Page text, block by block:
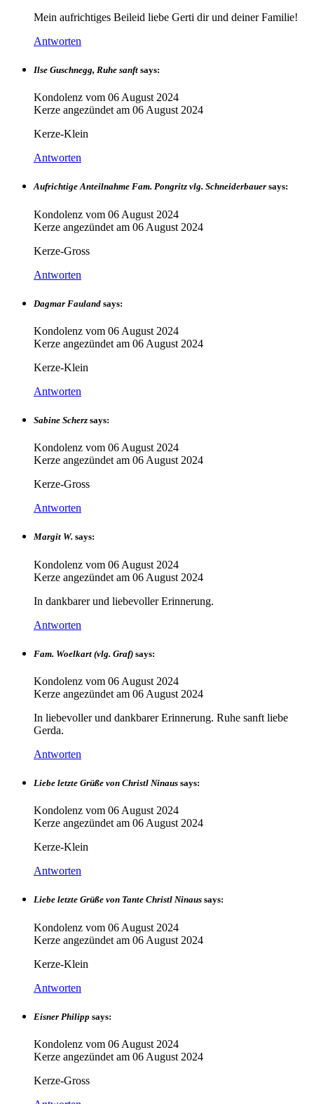
Mein aufrichtiges Beileid liebe Gerti dir und deiner Familie!
Antworten
Ilse Guschnegg, Ruhe sanft says:
Kondolenz vom 06 August 2024
Kerze angezündet am 06 August 2024
Kerze-Klein
Antworten
Aufrichtige Anteilnahme Fam. Pongritz vlg. Schneiderbauer says:
Kondolenz vom 06 August 2024
Kerze angezündet am 06 August 2024
Kerze-Gross
Antworten
Dagmar Fauland says:
Kondolenz vom 06 August 2024
Kerze angezündet am 06 August 2024
Kerze-Klein
Antworten
Sabine Scherz says:
Kondolenz vom 06 August 2024
Kerze angezündet am 06 August 2024
Kerze-Gross
Antworten
Margit W. says:
Kondolenz vom 06 August 2024
Kerze angezündet am 06 August 2024
In dankbarer und liebevoller Erinnerung.
Antworten
Fam. Woelkart (vlg. Graf) says:
Kondolenz vom 06 August 2024
Kerze angezündet am 06 August 2024
In liebevoller und dankbarer Erinnerung. Ruhe sanft liebe
Gerda.
Antworten
Liebe letzte Grüße von Christl Ninaus says:
Kondolenz vom 06 August 2024
Kerze angezündet am 06 August 2024
Kerze-Klein
Antworten
Liebe letzte Grüße von Tante Christl Ninaus says:
Kondolenz vom 06 August 2024
Kerze angezündet am 06 August 2024
Kerze-Klein
Antworten
Eisner Philipp says:
Kondolenz vom 06 August 2024
Kerze angezündet am 06 August 2024
Kerze-Gross